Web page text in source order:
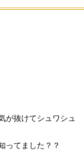
が抜けてシュワシュ
ってました？？